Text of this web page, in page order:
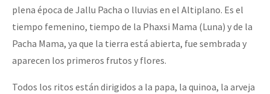
plena época de Jallu Pacha o lluvias en el Altiplano. Es el
tiempo femenino, tiempo de la Phaxsi Mama (Luna) y de la
Pacha Mama, ya que la tierra está abierta, fue sembrada y
aparecen los primeros frutos y flores.
Todos los ritos están dirigidos a la papa, la quinoa, la arveja